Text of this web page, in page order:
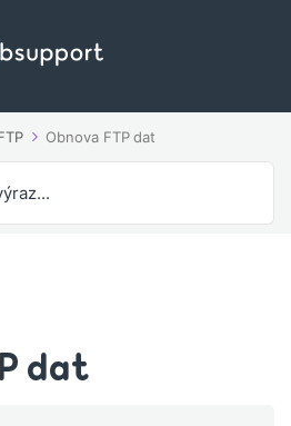
Obnova FTP dat
dat